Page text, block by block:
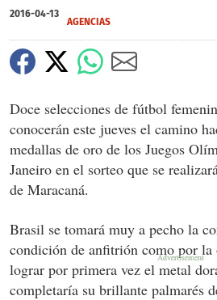
2016-04-13
AGENCIAS
Doce selecciones de fútbol
conocerán este jueves el camino
medallas de oro de los Juegos
Janeiro en el sorteo que se
de Maracaná.
Brasil se tomará muy a pecho la
condición de anfitrión como por la
lograr por primera vez el metal
completaría su brillante palmarés